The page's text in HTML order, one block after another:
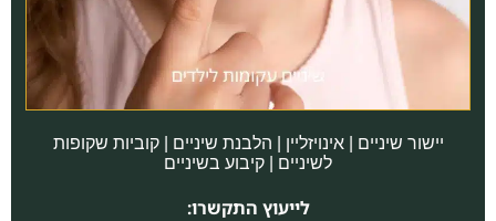
יישור שיניים | אינויזליין | הלבנת שיניים | קוביות שקופות
לשיניים | קיבוע בשיניים
לייעוץ התקשרו: